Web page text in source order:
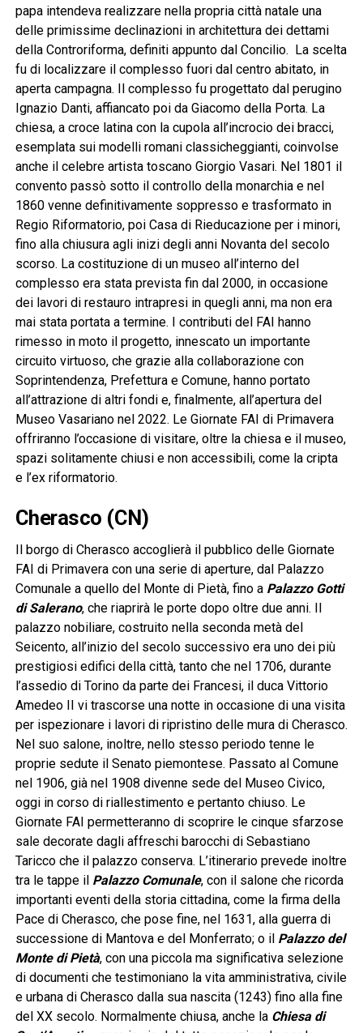
papa intendeva realizzare nella propria città natale una
delle primissime declinazioni in architettura dei dettami
della Controriforma, definiti appunto dal Concilio. La scelta
fu di localizzare il complesso fuori dal centro abitato, in
aperta campagna. Il complesso fu progettato dal perugino
Ignazio Danti, affiancato poi da Giacomo della Porta. La
chiesa, a croce latina con la cupola all’incrocio dei bracci,
esemplata sui modelli romani classicheggianti, coinvolse
anche il celebre artista toscano Giorgio Vasari. Nel 1801 il
convento passò sotto il controllo della monarchia e nel
1860 venne definitivamente soppresso e trasformato in
Regio Riformatorio, poi Casa di Rieducazione per i minori,
fino alla chiusura agli inizi degli anni Novanta del secolo
scorso. La costituzione di un museo all’interno del
complesso era stata prevista fin dal 2000, in occasione
dei lavori di restauro intrapresi in quegli anni, ma non era
mai stata portata a termine. I contributi del FAI hanno
rimesso in moto il progetto, innescato un importante
circuito virtuoso, che grazie alla collaborazione con
Soprintendenza, Prefettura e Comune, hanno portato
all’attrazione di altri fondi e, finalmente, all’apertura del
Museo Vasariano nel 2022. Le Giornate FAI di Primavera
offriranno l’occasione di visitare, oltre la chiesa e il museo,
spazi solitamente chiusi e non accessibili, come la cripta
e l’ex riformatorio.
Cherasco (CN)
Il borgo di Cherasco accoglierà il pubblico delle Giornate
FAI di Primavera con una serie di aperture, dal Palazzo
Comunale a quello del Monte di Pietà, fino a Palazzo Gotti
di Salerano, che riaprirà le porte dopo oltre due anni. Il
palazzo nobiliare, costruito nella seconda metà del
Seicento, all’inizio del secolo successivo era uno dei più
prestigiosi edifici della città, tanto che nel 1706, durante
l’assedio di Torino da parte dei Francesi, il duca Vittorio
Amedeo II vi trascorse una notte in occasione di una visita
per ispezionare i lavori di ripristino delle mura di Cherasco.
Nel suo salone, inoltre, nello stesso periodo tenne le
proprie sedute il Senato piemontese. Passato al Comune
nel 1906, già nel 1908 divenne sede del Museo Civico,
oggi in corso di riallestimento e pertanto chiuso. Le
Giornate FAI permetteranno di scoprire le cinque sfarzose
sale decorate dagli affreschi barocchi di Sebastiano
Taricco che il palazzo conserva. L’itinerario prevede inoltre
tra le tappe il Palazzo Comunale, con il salone che ricorda
importanti eventi della storia cittadina, come la firma della
Pace di Cherasco, che pose fine, nel 1631, alla guerra di
successione di Mantova e del Monferrato; o il Palazzo del
Monte di Pietà, con una piccola ma significativa selezione
di documenti che testimoniano la vita amministrativa, civile
e urbana di Cherasco dalla sua nascita (1243) fino alla fine
del XX secolo. Normalmente chiusa, anche la Chiesa di